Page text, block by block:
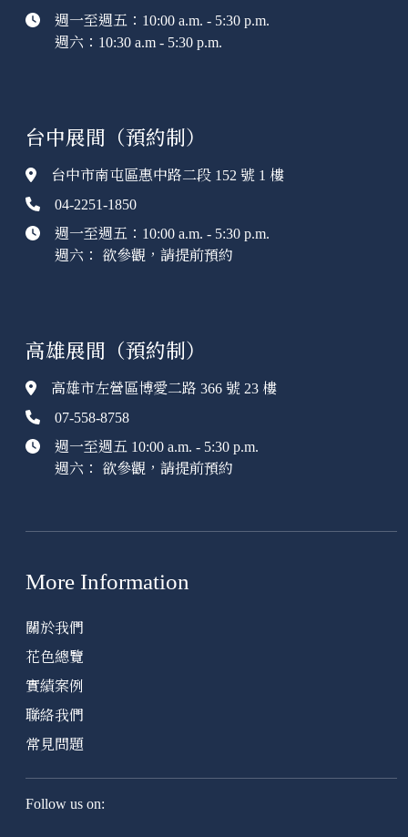
週一至週五：10:00 a.m. - 5:30 p.m.
週六：10:30 a.m - 5:30 p.m.
台中展間（預約制）
台中市南屯區惠中路二段 152 號 1 樓
04-2251-1850
週一至週五：10:00 a.m. - 5:30 p.m.
週六： 欲參觀，請提前預約
高雄展間（預約制）
高雄市左營區博愛二路 366 號 23 樓
07-558-8758
週一至週五 10:00 a.m. - 5:30 p.m.
週六： 欲參觀，請提前預約
More Information
關於我們
花色總覽
實績案例
聯絡我們
常見問題
Follow us on: